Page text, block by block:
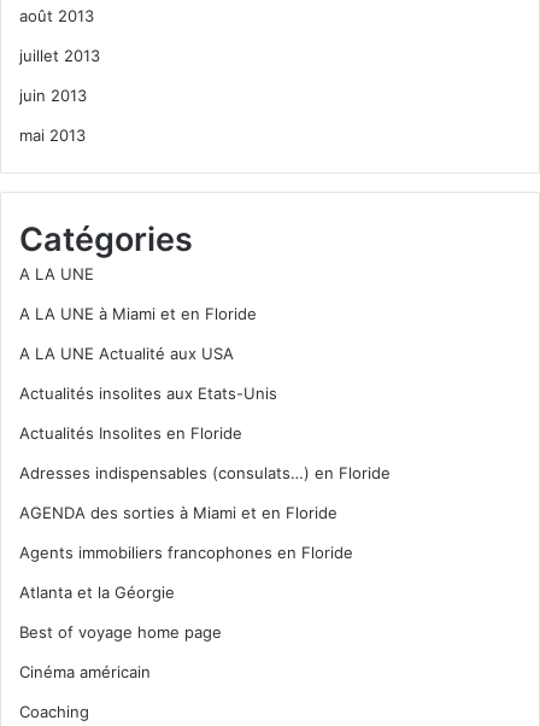
août 2013
juillet 2013
juin 2013
mai 2013
Catégories
A LA UNE
A LA UNE à Miami et en Floride
A LA UNE Actualité aux USA
Actualités insolites aux Etats-Unis
Actualités Insolites en Floride
Adresses indispensables (consulats…) en Floride
AGENDA des sorties à Miami et en Floride
Agents immobiliers francophones en Floride
Atlanta et la Géorgie
Best of voyage home page
Cinéma américain
Coaching